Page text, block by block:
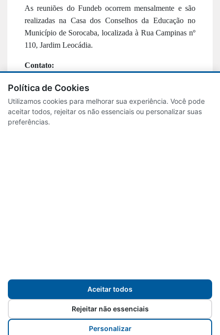
As reuniões do Fundeb ocorrem mensalmente e são
realizadas na Casa dos Conselhos da Educação no
Município de Sorocaba, localizada à Rua Campinas nº
110, Jardim Leocádia.
Contato:
E-mail:cacsfundeb@sedu.sorocaba.sp.gov.br
Atas de reuniões
Demais documentos
Anos anteriores
Política de Cookies
Utilizamos cookies para melhorar sua experiência. Você pode
aceitar todos, rejeitar os não essenciais ou personalizar suas
preferências.
Aceitar todos
Rejeitar não essenciais
Personalizar